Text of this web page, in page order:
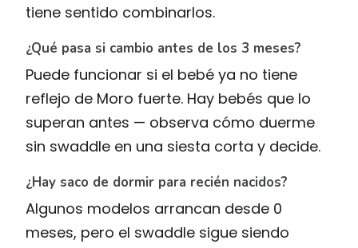
tiene sentido combinarlos.
¿Qué pasa si cambio antes de los 3 meses?
Puede funcionar si el bebé ya no tiene
reflejo de Moro fuerte. Hay bebés que lo
superan antes — observa cómo duerme
sin swaddle en una siesta corta y decide.
¿Hay saco de dormir para recién nacidos?
Algunos modelos arrancan desde 0
meses, pero el swaddle sigue siendo